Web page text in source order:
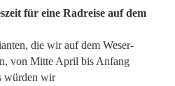
für eine Radreise auf dem
die wir auf dem Weser-
von Mitte April bis Anfang
würden wir